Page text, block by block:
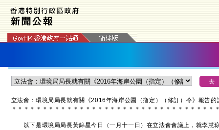
​立法會：環境局局長就有關《2016年海岸公園（指定）（修訂）令》報告的
＊ ＊ ＊ ＊ ＊ ＊ ＊ ＊ ＊ ＊ ＊ ＊ ＊ ＊ ＊ ＊ ＊ ＊ ＊ ＊ ＊ ＊ ＊ ＊ ＊ ＊ ＊ ＊ ＊ ＊ ＊ ＊ ＊
以下是環境局局長黃錦星今日（一月十一日）在立法會會議上，就李慧